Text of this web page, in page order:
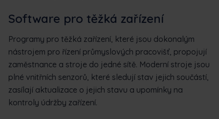
Software pro těžká zařízení
Programy pro těžká zařízení, které jsou dokonalým
nástrojem pro řízení průmyslových pracovišť, propojují
zaměstnance a stroje do jedné sítě. Moderní stroje jsou
plné vnitřních senzorů, které sledují stav jejich součástí,
zasílají aktualizace o jejich stavu a upomínky na
kontroly údržby zařízení.